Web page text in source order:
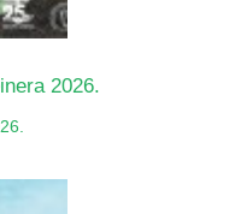
2026.